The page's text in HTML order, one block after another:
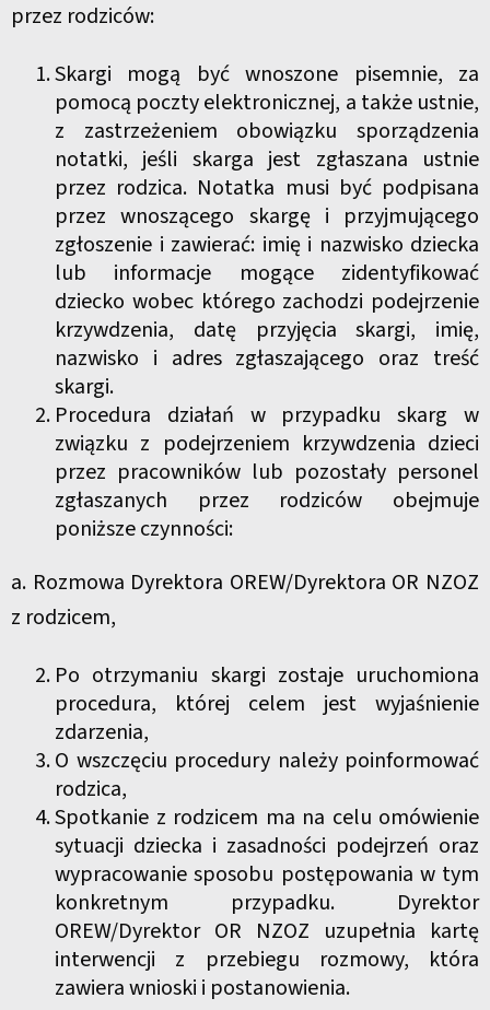
przez rodziców:
Skargi mogą być wnoszone pisemnie, za
pomocą poczty elektronicznej, a także ustnie,
z zastrzeżeniem obowiązku sporządzenia
notatki, jeśli skarga jest zgłaszana ustnie
przez rodzica. Notatka musi być podpisana
przez wnoszącego skargę i przyjmującego
zgłoszenie i zawierać: imię i nazwisko dziecka
lub informacje mogące zidentyfikować
dziecko wobec którego zachodzi podejrzenie
krzywdzenia, datę przyjęcia skargi, imię,
nazwisko i adres zgłaszającego oraz treść
skargi.
Procedura działań w przypadku skarg w
związku z podejrzeniem krzywdzenia dzieci
przez pracowników lub pozostały personel
zgłaszanych przez rodziców obejmuje
poniższe czynności:
a. Rozmowa Dyrektora OREW/Dyrektora OR NZOZ
z rodzicem,
Po otrzymaniu skargi zostaje uruchomiona
procedura, której celem jest wyjaśnienie
zdarzenia,
O wszczęciu procedury należy poinformować
rodzica,
Spotkanie z rodzicem ma na celu omówienie
sytuacji dziecka i zasadności podejrzeń oraz
wypracowanie sposobu postępowania w tym
konkretnym przypadku. Dyrektor
OREW/Dyrektor OR NZOZ uzupełnia kartę
interwencji z przebiegu rozmowy, która
zawiera wnioski i postanowienia.